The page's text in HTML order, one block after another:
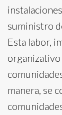
suministro
Esta labor,
organizativo
manera, se